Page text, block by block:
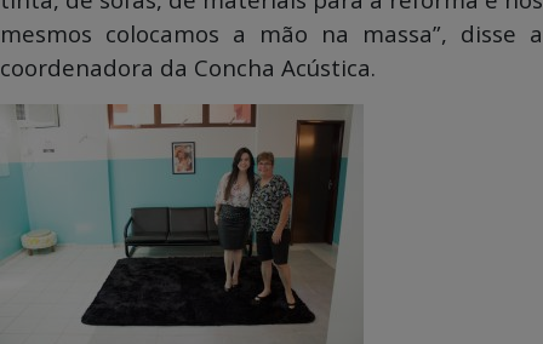
mesmos colocamos a mão na massa”, disse a
coordenadora da Concha Acústica.